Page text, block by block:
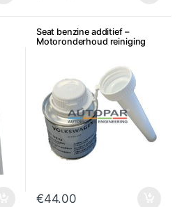
Seat benzine additief –
Motoronderhoud reiniging
€44.00